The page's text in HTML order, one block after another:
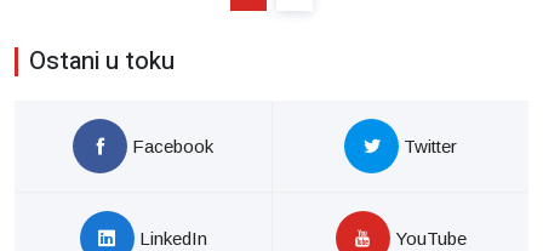
Ostani u toku
Facebook Twitter
LinkedIn YouTube